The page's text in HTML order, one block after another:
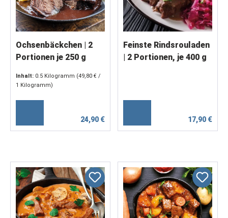
Ochsenbäckchen | 2
Portionen je 250 g
Inhalt: 0.5 Kilogramm (49,80 € /
1 Kilogramm)
24,90 €
Feinste Rindsrouladen
| 2 Portionen, je 400 g
17,90 €